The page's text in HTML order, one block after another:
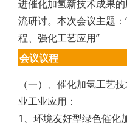
进催化加氢新技术成果
流研讨。本次会议主题
程、强化工艺应用”
会议议程
（一）、催化加氢工艺
业工业应用：
1、环境友好型绿色催化